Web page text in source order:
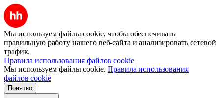
Мы используем файлы cookie, чтобы обеспечивать
правильную работу нашего веб-сайта и анализировать сетевой
трафик.
Правила использования файлов cookie
Мы используем файлы cookie. Правила использования
файлов cookie
Понятно